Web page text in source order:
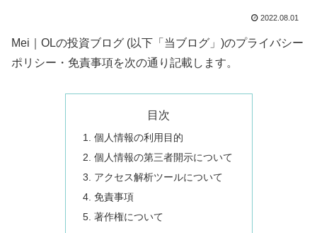
2022.08.01
Mei｜OLの投資ブログ (以下「当ブログ」)のプライバシー
ポリシー・免責事項を次の通り記載します。
目次
個人情報の利用目的
個人情報の第三者開示について
アクセス解析ツールについて
免責事項
著作権について